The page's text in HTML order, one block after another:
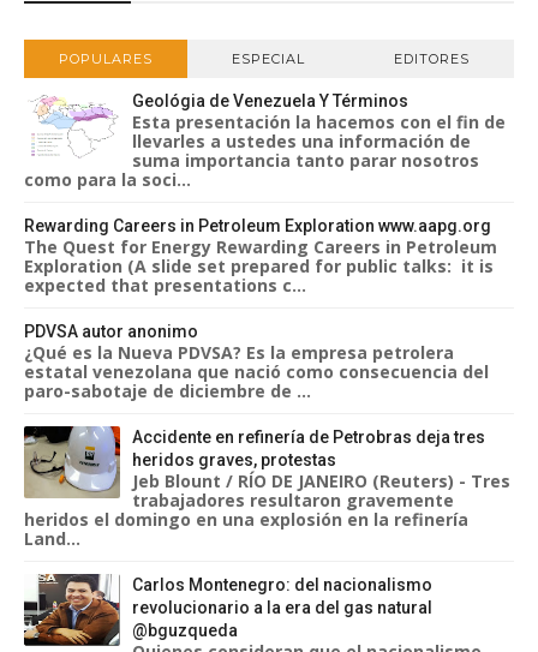
POPULARES ESPECIAL EDITORES
Geológia de Venezuela Y Términos
Esta presentación la hacemos con el fin de
llevarles a ustedes una información de
suma importancia tanto parar nosotros
como para la soci...
Rewarding Careers in Petroleum Exploration www.aapg.org
The Quest for Energy Rewarding Careers in Petroleum
Exploration (A slide set prepared for public talks: it is
expected that presentations c...
PDVSA autor anonimo
¿Qué es la Nueva PDVSA? Es la empresa petrolera
estatal venezolana que nació como consecuencia del
paro-sabotaje de diciembre de ...
Accidente en refinería de Petrobras deja tres
heridos graves, protestas
Jeb Blount / RÍO DE JANEIRO (Reuters) - Tres
trabajadores resultaron gravemente
heridos el domingo en una explosión en la refinería
Land...
Carlos Montenegro: del nacionalismo
revolucionario a la era del gas natural
@bguzqueda